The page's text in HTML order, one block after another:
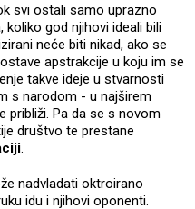
svi ostali samo uprazno
god njihovi ideali bili
neće biti nikad, ako se
apstrakcije u koju im se
takve ideje u stvarnosti
s narodom - u najširem
približi. Pa da se s novom
društvo te prestane
.
nadvladati oktroirano
idu i njihovi oponenti.